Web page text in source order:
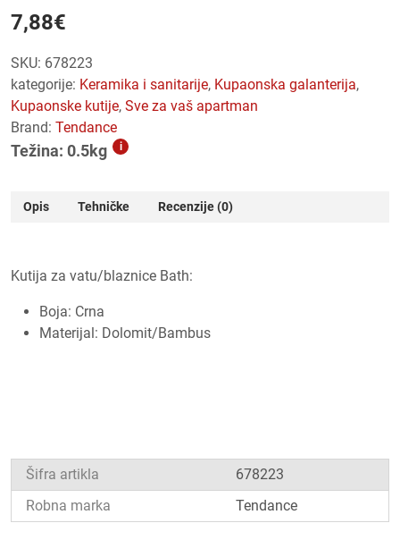
7,88€
SKU: 678223
kategorije:
keramika i sanitarije, kupaonska galanterija,
kupaonske kutije,
sve za vaš apartman
Brand: Tendance
Težina: 0.5kg i
Opis Tehničke Recenzije (0)
Kutija za vatu/blaznice Bath:
Boja: Crna
Materijal: Dolomit/Bambus
Šifra artikla
678223
Robna marka
Tendance